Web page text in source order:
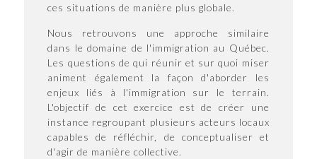
ces situations de manière plus globale.
Nous retrouvons une approche similaire
dans le domaine de l'immigration au Québec.
Les questions de qui réunir et sur quoi miser
animent également la façon d'aborder les
enjeux liés à l'immigration sur le terrain.
L'objectif de cet exercice est de créer une
instance regroupant plusieurs acteurs locaux
capables de réfléchir, de conceptualiser et
d'agir de manière collective.